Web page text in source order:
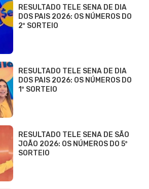
RESULTADO TELE SENA DE DIA
DOS PAIS 2026: OS NÚMEROS DO
2º SORTEIO
RESULTADO TELE SENA DE DIA
DOS PAIS 2026: OS NÚMEROS DO
1º SORTEIO
RESULTADO TELE SENA DE SÃO
JOÃO 2026: OS NÚMEROS DO 5º
SORTEIO